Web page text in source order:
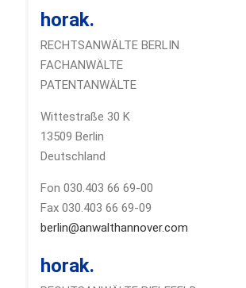
horak.
RECHTSANWÄLTE BERLIN
FACHANWÄLTE
PATENTANWÄLTE
Wittestraße 30 K
13509 Berlin
Deutschland
Fon 030.403 66 69-00
Fax 030.403 66 69-09
berlin@anwalthannover.com
horak.